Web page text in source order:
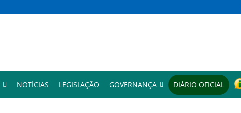
NOTÍCIAS LEGISLAÇÃO GOVERNANÇA DIÁRIO OFICIAL